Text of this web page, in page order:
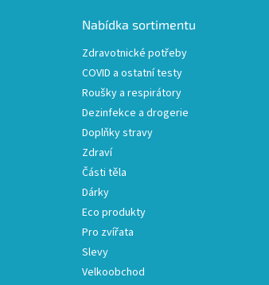
Nabídka sortimentu
Zdravotnické potřeby
COVID a ostatní testy
Roušky a respirátory
Dezinfekce a drogerie
Doplňky stravy
Zdraví
Části těla
Dárky
Eco produkty
Pro zvířata
Slevy
Velkoobchod